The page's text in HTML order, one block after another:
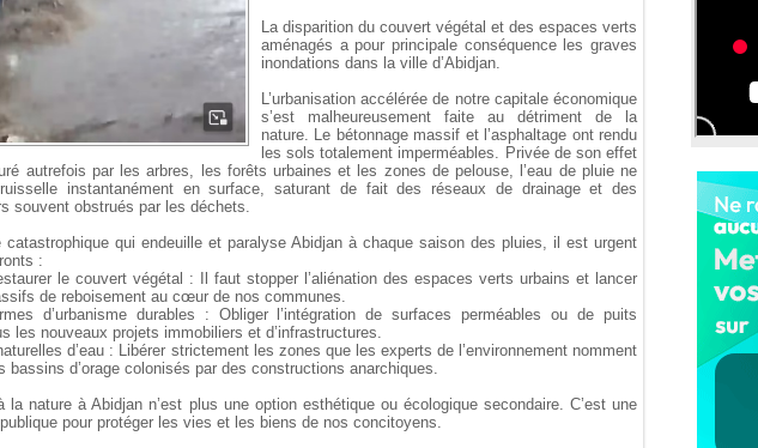
La disparition du couvert végétal et des espaces verts
aménagés a pour principale conséquence les graves
inondations dans la ville d’Abidjan.
L’urbanisation accélérée de notre capitale économique
s’est malheureusement faite au détriment de la
nature. Le bétonnage massif et l’asphaltage ont rendu
les sols totalement imperméables. Privée de son effet
autrefois par les arbres, les forêts urbaines et les zones de pelouse, l’eau de pluie ne
instantanément en surface, saturant de fait des réseaux de drainage et des
souvent obstrués par les déchets.
qui endeuille et paralyse Abidjan à chaque saison des pluies, il est urgent
:
le couvert végétal : Il faut stopper l’aliénation des espaces verts urbains et lancer
de reboisement au cœur de nos communes.
d’urbanisme durables : Obliger l’intégration de surfaces perméables ou de puits
les nouveaux projets immobiliers et d’infrastructures.
d’eau : Libérer strictement les zones que les experts de l’environnement nomment
bassins d’orage colonisés par des constructions anarchiques.
la nature à Abidjan n’est plus une option esthétique ou écologique secondaire. C’est une
pour protéger les vies et les biens de nos concitoyens.